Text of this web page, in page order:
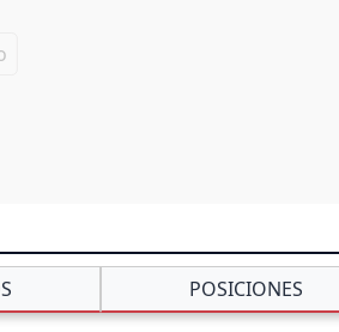
POSICIONES